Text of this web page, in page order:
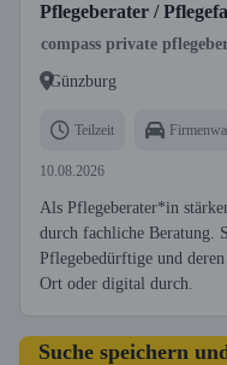
Pflegeberater /
compass private
Günzburg
Teilzeit
10.08.2026
Als Pflegeberater*in
durch fachliche Beratung.
Pflegebedürftige und
Ort oder digital durch.
Suche speichern